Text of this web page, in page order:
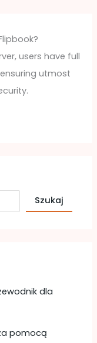
users have full
utmost
Szukaj
dla
pomocą